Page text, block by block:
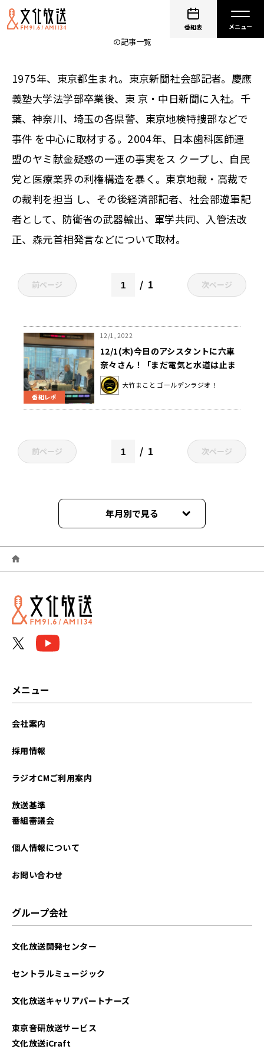
番組表
の記事一覧
1975年、東京都生まれ。東京新聞社会部記者。慶應
義塾大学法学部卒業後、東 京・中日新聞に入社。千
葉、神奈川、埼玉の各県警、東京地検特捜部などで
事件 を中心に取材する。2004年、日本歯科医師連
盟のヤミ献金疑惑の一連の事実をス クープし、自民
党と医療業界の利権構造を暴く。東京地裁・高裁で
の裁判を担当 し、その後経済部記者、社会部遊軍記
者として、防衛省の武器輸出、軍学共同、入管法改
正、森元首相発言などについて取材。
前ページ 1 次ページ
番組レポ
12/1, 2022
12/1(木)今日のアシスタントに六車
奈々さん！「まだ電気と水道は止ま
ってません！」
大竹まこと ゴールデンラジオ！
前ページ 1 次ページ
年月別で見る
2026年06月
2026年05月
2026年04月
2025年06月
2025年02月
メニュー
会社案内
採用情報
ラジオCMご利用案内
放送基準
番組審議会
個人情報について
お問い合わせ
グループ会社
文化放送開発センター
セントラルミュージック
文化放送キャリアパートナーズ
東京音研放送サービス
文化放送iCraft